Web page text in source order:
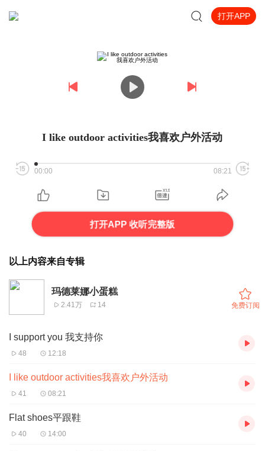
打开APP
I like outdoor activities我喜欢户外活动
00:00 08:21
打开APP 收听完整版
以上内容来自专辑
玛德莱娜小蛋糕
2.41万 14 免费订阅
I support you 我支持你
48 12:18
I like outdoor activities我喜欢户外活动
41 08:21
Flat shoes平跟鞋
40 14:00